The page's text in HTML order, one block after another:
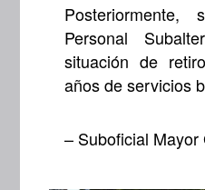
Personal
situación de
años de servicios
– Suboficial